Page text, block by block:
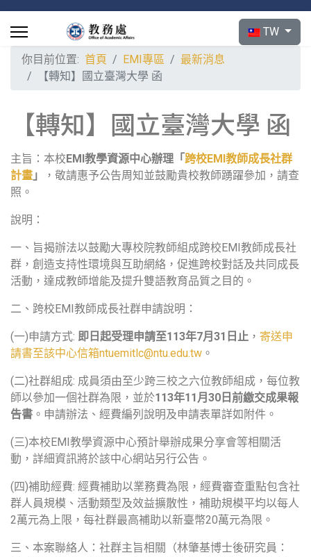
選擇你的語言
TW
你目前位置: 首頁 EMI專區
最新消息
【轉知】國立臺灣大學 函
【轉知】國立臺灣大學 函
主旨：本校EMI教學資源中心辦理「跨校EMI教師成長社群
計畫 」
，敬請惠予公告周知並鼓勵貴校教師踴躍參加，請查
照。
說明：
一、旨揭辦法以鼓勵大專校院教師組成跨校EMI教師成長社
群，創造支持性環境與互助網絡，促進跨校對話及共同成長
活動，達成教師增能及提升雙語教育品質之目的。
二、跨校EMI教師成長社群申請說明：
(一)申請方式: 即日起受理申請至113年7月31日止 ， 寄送申
請書至該中心信箱ntuemitlc@ntu.edu.tw 。
(二)社群組成: 成員須由至少跨三校之六位教師組成，每位教
師以參加一個社群為限，並於113年11月30日前繳交成果報
告書 。申請辦法、經費編列說明及申請表單詳如附件。
(三)本校EMI教學資源中心預計舉辦成果分享會等相關活
動，詳細資訊將於該中心網站另行公告。
(四)補助經費: 經費補助以業務費為限，經費審查重點包含社
群人員規模、活動類型及效益擴散性，補助規模平均以每人
2萬元為上限，每社群最高補助以新臺幣20萬元為限。
三、本案聯絡人：社群主旨相關（林肇基博士後研究員：